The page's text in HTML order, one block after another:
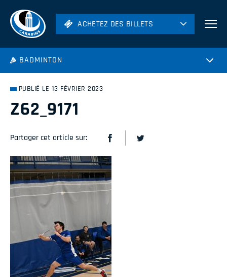
ACHETEZ DES BILLETS
ACHETEZ DES BILLETS
BADMINTON
PUBLIÉ LE 13 FÉVRIER 2023
Z62_9171
Partager cet article sur: